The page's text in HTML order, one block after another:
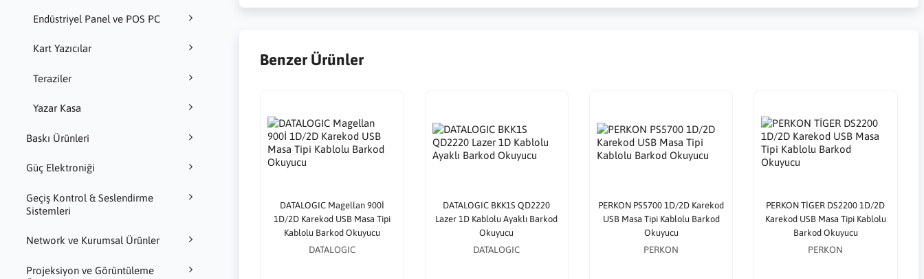
Endüstriyel Panel ve POS PC
Kart Yazıcılar
Teraziler
Yazar Kasa
Baskı Ürünleri
Güç Elektroniği
Geçiş Kontrol & Seslendirme
Sistemleri
Network ve Kurumsal Ürünler
Projeksiyon ve Görüntüleme
Benzer Ürünler
DATALOGIC Magellan 900İ
1D/2D Karekod USB Masa Tipi
Kablolu Barkod Okuyucu
DATALOGIC
DATALOGIC BKK1S QD2220
Lazer 1D Kablolu Ayaklı Barkod
Okuyucu
DATALOGIC
PERKON PS5700 1D/2D Karekod
USB Masa Tipi Kablolu Barkod
Okuyucu
PERKON
PERKON TİGER DS2200 1D/2D
Karekod USB Masa Tipi Kablolu
Barkod Okuyucu
PERKON